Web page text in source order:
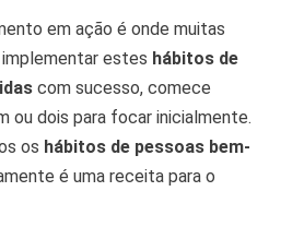
em ação é onde muitas
estes hábitos de
com sucesso, comece
ou dois para focar inicialmente.
os hábitos de pessoas bem-
é uma receita para o